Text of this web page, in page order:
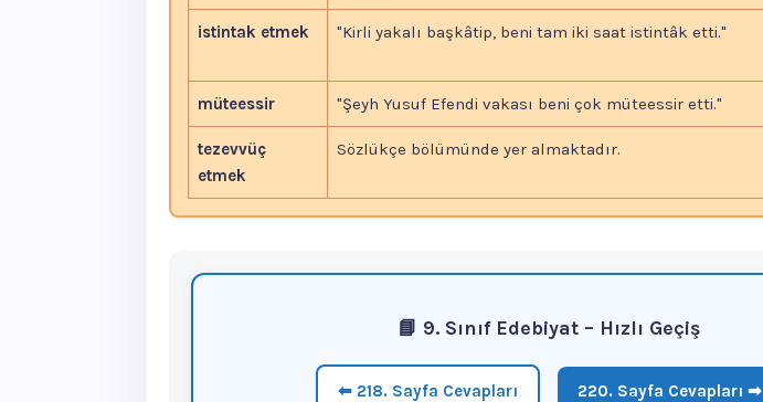
istintak etmek "Kirli yakalı başkâtip, beni tam iki saat istintâk etti."
müteessir "Şeyh Yusuf Efendi vakası beni çok müteessir etti."
tezevvüç
etmek
Sözlükçe bölümünde yer almaktadır.
📘 9. Sınıf Edebiyat – Hızlı Geçiş
⬅ 218. Sayfa Cevapları 220. Sayfa Cevapları ➡